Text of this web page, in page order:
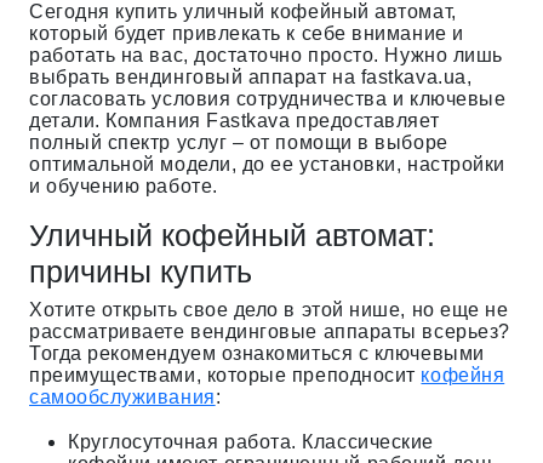
Сегодня купить уличный кофейный автомат,
который будет привлекать к себе внимание и
работать на вас, достаточно просто. Нужно лишь
выбрать вендинговый аппарат на fastkava.ua,
согласовать условия сотрудничества и ключевые
детали. Компания Fastkava предоставляет
полный спектр услуг – от помощи в выборе
оптимальной модели, до ее установки, настройки
и обучению работе.
Уличный кофейный автомат:
причины купить
Хотите открыть свое дело в этой нише, но еще не
рассматриваете вендинговые аппараты всерьез?
Тогда рекомендуем ознакомиться с ключевыми
преимуществами, которые преподносит кофейня
самообслуживания:
Круглосуточная работа. Классические